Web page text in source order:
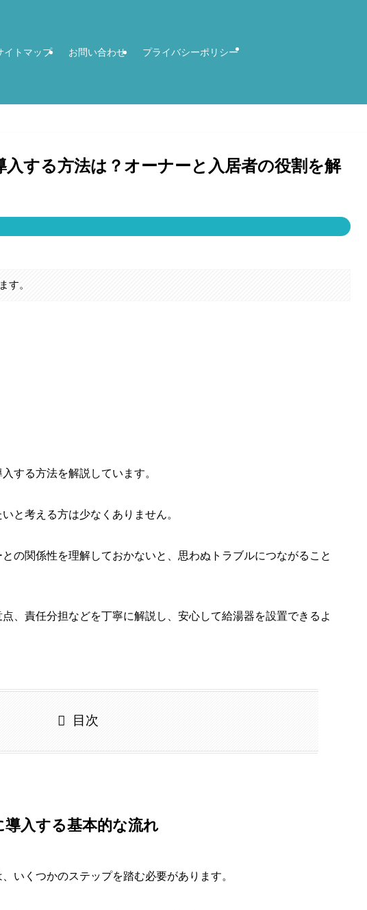
イトマップ お問い合わせ プライバシーポリシー
する方法は？オーナーと入居者の役割を解
す。
する方法を解説しています。
と考える方は少なくありません。
の関係性を理解しておかないと、思わぬトラブルにつながること
、責任分担などを丁寧に解説し、安心して給湯器を設置できるよ
目次
入する基本的な流れ
いくつかのステップを踏む必要があります。